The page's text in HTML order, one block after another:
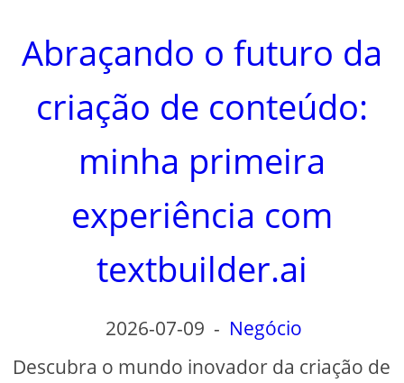
Abraçando o futuro da
criação de conteúdo:
minha primeira
experiência com
textbuilder.ai
2026-07-09 - Negócio
Descubra o mundo inovador da criação de